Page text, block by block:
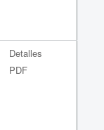
Detalles
PDF